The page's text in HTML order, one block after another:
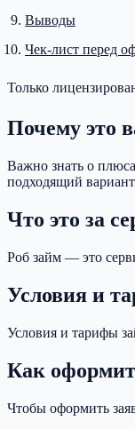
Выводы
Чек-лист перед
Только
Почему это
Важно знать о
подходящий
Что это за
Роб займ — это
Условия и
Условия и тарифы
Как
Чтобы оформить